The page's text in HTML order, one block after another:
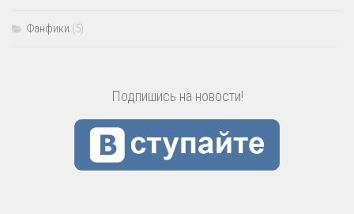
Фанфики (5)
Подпишись на новости!